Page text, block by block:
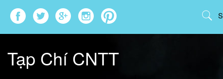
Tạp Chí CNTT